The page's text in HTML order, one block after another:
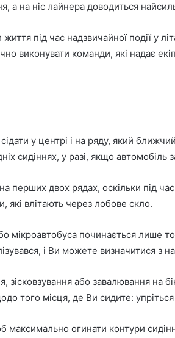
а на ніс лайнера доводиться
під час надзвичайної події у
виконувати команди, які надає
у центрі і на ряду, який
сидіннях, у разі, якщо автомобіль
перших двох рядах, оскільки під час
які влітають через лобове скло.
мікроавтобуса починається лише
і Ви можете визначитися з
зісковзування або завалювання на
того місця, де Ви сидите:
максимально огинати контури